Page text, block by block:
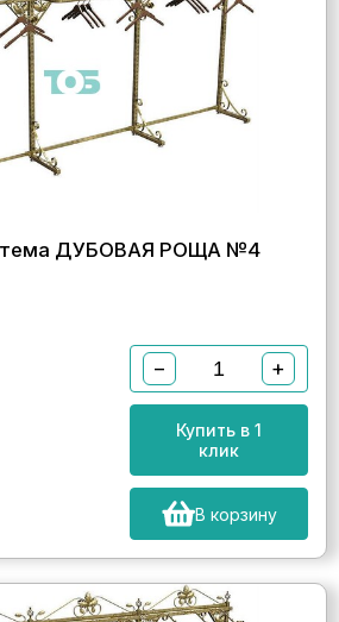
ДУБОВАЯ РОЩА №4
− +
Купить в 1
клик
В корзину